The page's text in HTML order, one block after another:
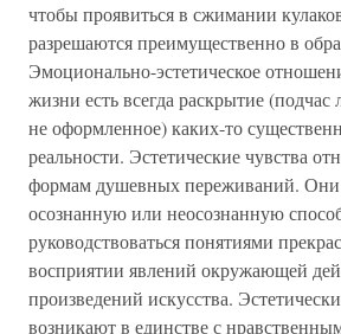
чтобы проявиться в сжимании
разрешаются преимущественно в
Эмоционально-эстетическое
жизни есть всегда раскрытие (подчас
не оформленное) каких-то
реальности. Эстетические чувства
формам душевных переживаний. Они
осознанную или неосознанную
руководствоваться понятиями
восприятии явлений окружающей
произведений искусства.
возникают в единстве с